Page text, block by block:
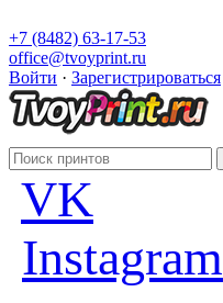
+7 (8482) 63-17-53
office@tvoyprint.ru
Войти · Зарегистрироваться
VK
Instagram